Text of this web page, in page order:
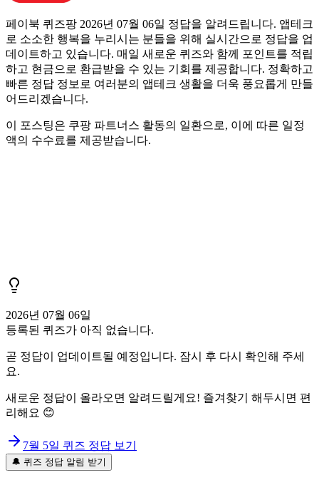
페이북 퀴즈팡 2026년 07월 06일 정답을 알려드립니다. 앱테크
로 소소한 행복을 누리시는 분들을 위해 실시간으로 정답을 업
데이트하고 있습니다. 매일 새로운 퀴즈와 함께 포인트를 적립
하고 현금으로 환급받을 수 있는 기회를 제공합니다. 정확하고
빠른 정답 정보로 여러분의 앱테크 생활을 더욱 풍요롭게 만들
어드리겠습니다.
이 포스팅은 쿠팡 파트너스 활동의 일환으로, 이에 따른 일정
액의 수수료를 제공받습니다.
2026년 07월 06일
등록된 퀴즈가 아직 없습니다.
곧 정답이 업데이트될 예정입니다. 잠시 후 다시 확인해 주세
요.
새로운 정답이 올라오면 알려드릴게요! 즐겨찾기 해두시면 편
리해요 😊
7월 5일 퀴즈 정답 보기
🔔 퀴즈 정답 알림 받기